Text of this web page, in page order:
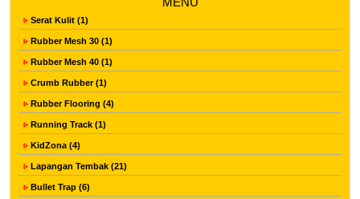
Serat Kulit (1)
Rubber Mesh 30 (1)
Rubber Mesh 40 (1)
Crumb Rubber (1)
Rubber Flooring (4)
Running Track (1)
KidZona (4)
Lapangan Tembak (21)
Bullet Trap (6)